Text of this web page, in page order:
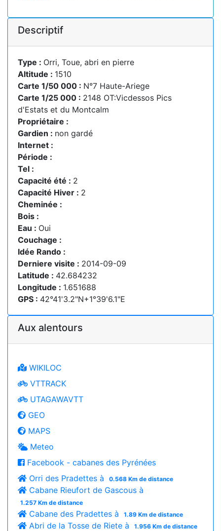
Descriptif
Type : Orri, Toue, abri en pierre
Altitude : 1510
Carte 1/50 000 : N°7 Haute-Ariege
Carte 1/25 000 : 2148 OT:Vicdessos Pics
d'Estats et du Montcalm
Propriétaire :
Gardien : non gardé
Internet :
Période :
Tel :
Capacité été : 2
Capacité Hiver : 2
Cheminée :
Bois :
Eau : Oui
Couchage :
Idée Rando :
Derniere visite : 2014-09-09
Latitude : 42.684232
Longitude : 1.651688
GPS : 42°41'3.2"N+1°39'6.1"E
Aux alentours
WIKILOC
VTTRACK
UTAGAWAVTT
GEO
MAPS
Meteo
Facebook - cabanes des Pyrénées
Orri des Pradettes à
0.568 Km de distance
Cabane Rieufort de Gascous à
1.257 Km de distance
Cabane des Pradettes à 1.89 Km de distance
Abri de la Tosse de Riete à 1.956 Km de distance